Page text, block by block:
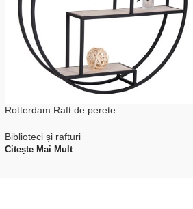
Rotterdam Raft de perete
Biblioteci și rafturi
Citește Mai Mult